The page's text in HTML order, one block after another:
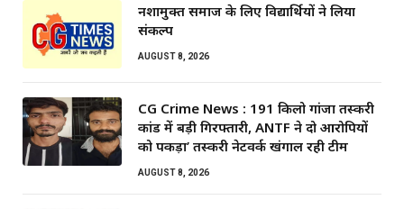
नशामुक्त समाज के लिए विद्यार्थियों ने लिया
संकल्प
AUGUST 8, 2026
CG Crime News : 191 किलो गांजा तस्करी
कांड में बड़ी गिरफ्तारी, ANTF ने दो आरोपियों
को पकड़ा’ तस्करी नेटवर्क खंगाल रही टीम
AUGUST 8, 2026